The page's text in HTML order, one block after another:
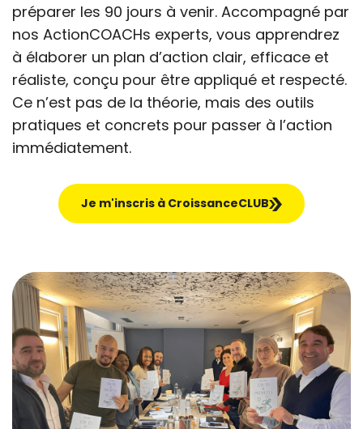
préparer les 90 jours à venir. Accompagné par
nos ActionCOACHs experts, vous apprendrez
à élaborer un plan d’action clair, efficace et
réaliste, conçu pour être appliqué et respecté.
Ce n’est pas de la théorie, mais des outils
pratiques et concrets pour passer à l’action
immédiatement.
Je m'inscris à CroissanceCLUB